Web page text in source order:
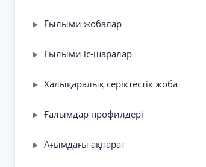
▶ Ғылыми жобалар
▶ Ғылыми іс-шаралар
▶ Халықаралық серіктестік жоба
▶ Ғалымдар профилдері
▶ Ағымдағы ақпарат